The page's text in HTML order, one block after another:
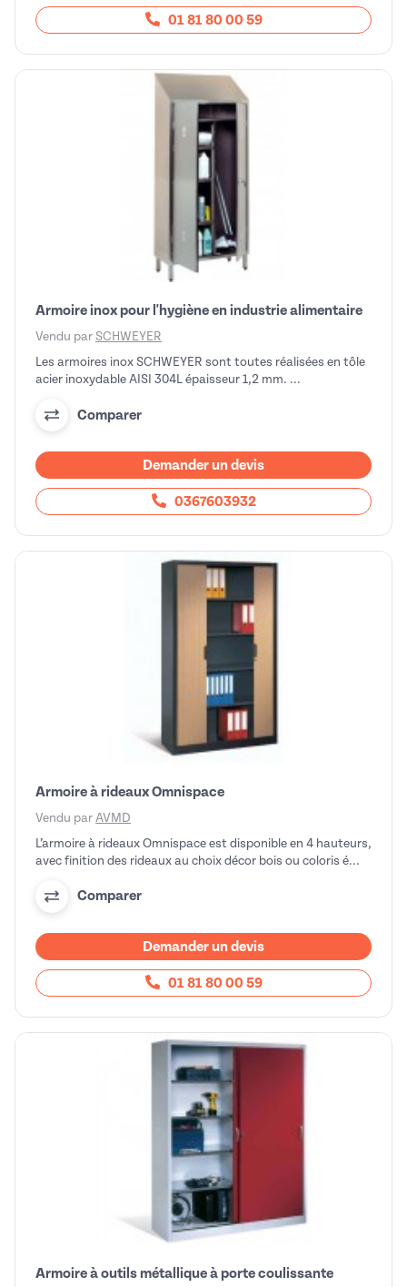
01 81 80 00 59
Armoire inox pour l'hygiène en industrie alimentaire
Vendu par SCHWEYER
Les armoires inox SCHWEYER sont toutes réalisées en tôle
acier inoxydable AISI 304L épaisseur 1,2 mm. ...
Comparer
Demander un devis
0367603932
Armoire à rideaux Omnispace
Vendu par AVMD
L’armoire à rideaux Omnispace est disponible en 4 hauteurs,
avec finition des rideaux au choix décor bois ou coloris é...
Comparer
Demander un devis
01 81 80 00 59
Armoire à outils métallique à porte coulissante